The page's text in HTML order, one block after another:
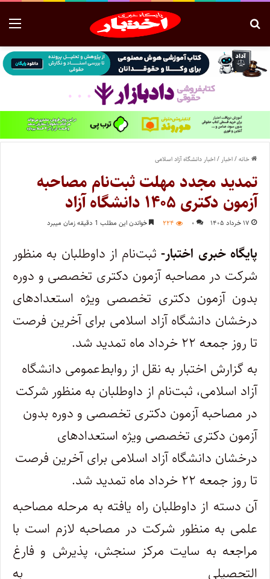
خانه/اخبار /اخبار دانشگاه آزاد اسلامی
تمدید مجدد مهلت ثبت‌نام مصاحبه
آزمون دکتری ۱۴۰۵ دانشگاه آزاد
۱۷ خرداد ۱۴۰۵ ۰ ۲۲۴ خواندن این مطلب 1 دقیقه زمان میبرد
پایگاه خبری اختبار-ثبت‌نام از داوطلبان به منظور
شرکت در مصاحبه آزمون دکتری تخصصی و دوره
بدون آزمون دکتری تخصصی ویژه استعدادهای
درخشان دانشگاه آزاد اسلامی برای آخرین فرصت
تا روز جمعه ۲۲ خرداد ماه تمدید شد.
به گزارش اختبار به نقل از روابط‌عمومی دانشگاه
آزاد اسلامی، ثبت‌نام از داوطلبان به منظور شرکت
در مصاحبه آزمون دکتری تخصصی و دوره بدون
آزمون دکتری تخصصی ویژه استعدادهای
درخشان دانشگاه آزاد اسلامی برای آخرین فرصت
تا روز جمعه ۲۲ خرداد ماه تمدید شد.
آن دسته از داوطلبان راه یافته به مرحله مصاحبه
علمی به منظور شرکت در مصاحبه لازم است با
مراجعه به سایت مرکز سنجش، پذیرش و فارغ
التحصیلی به